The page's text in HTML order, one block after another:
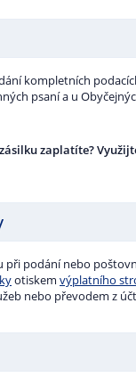
kompletních
psaní a u
zaplatíte?
podání nebo
otiskem výplatního
nebo převodem z